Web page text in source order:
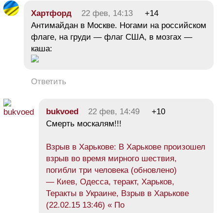
Хартфорд 22 фев, 14:13
+14
Антимайдан в Москве. Ногами на российском
флаге, на груди — флаг США, в мозгах —
каша:
Ответить
bukvoed 22 фев, 14:49
+10
Смерть москалям!!!
Взрыв в Харькове: В Харькове произошел
взрыв во время мирного шествия,
погибли три человека (обновлено)
— Киев, Одесса, теракт, Харьков,
Теракты в Украине, Взрыв в Харькове
(22.02.15 13:46) « По